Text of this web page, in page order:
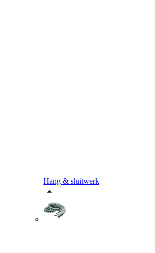
Hang & sluitwerk